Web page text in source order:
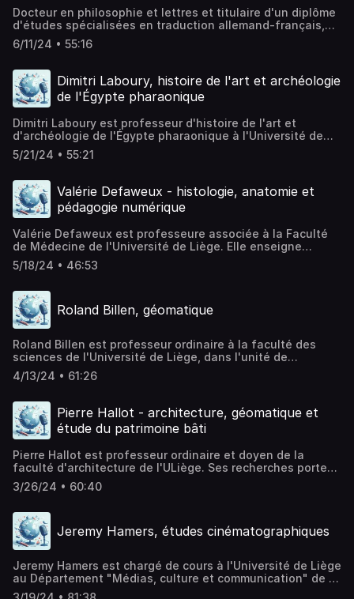
Docteur en philosophie et lettres et titulaire d'un diplôme
d'études spécialisées en traduction allemand-français,
Céline Letawe est professeure de traduction et de
traductologie à l'Université de Liège. Elle est membre du
en Interprétation (CIRTI). Hébergé par Acast. Visitez
acast.com/privacy pour plus d'informations.
6/11/24 • 55:16
Dimitri Laboury, histoire de l'art et archéologie
de l'Égypte pharaonique
Dimitri Laboury est professeur d'histoire de l'art et
d'archéologie de l'Égypte pharaonique à l'Université de
Liège. Il est membre de différentes missions
archéologiques en Égypte et a écrit une biographie
acast.com/privacy pour plus d'informations.
5/21/24 • 55:21
Valérie Defaweux - histologie, anatomie et
pédagogie numérique
Valérie Defaweux est professeure associée à la Faculté
de Médecine de l'Université de Liège. Elle enseigne
l'histologie et l'anatomie. Dans ses enseignements, elle
mobilise des outils numériques originaux (microscope
acast.com/privacy pour plus d'informations.
5/18/24 • 46:53
Roland Billen, géomatique
Roland Billen est professeur ordinaire à la faculté des
sciences de l'Université de Liège, dans l'unité de
géomatique. Il est spécialiste en science de l'information
géographique et a dirigé le projet Interreg Terra Mosana,
augmentée pour faire revivre le patrimoine culturel de six
villes de l’Eurogio Meuse-Rhin. Hébergé par Acast. Visitez
acast.com/privacy pour plus d'informations.
4/13/24 • 61:26
Pierre Hallot - architecture, géomatique et
étude du patrimoine bâti
Pierre Hallot est professeur ordinaire et doyen de la
faculté d'architecture de l'ULiège. Ses recherches portent
sur la géomatique et la théorie de l'information spatiale. Il
s'est spécialisé dans l'étude du patrimoine bâti et sa
acast.com/privacy pour plus d'informations.
3/26/24 • 60:40
Jeremy Hamers, études cinématographiques
Jeremy Hamers est chargé de cours à l'Université de Liège
au Département "Médias, culture et communication" de la
Faculté de Philosophie et Lettres. Il consacre l’essentiel